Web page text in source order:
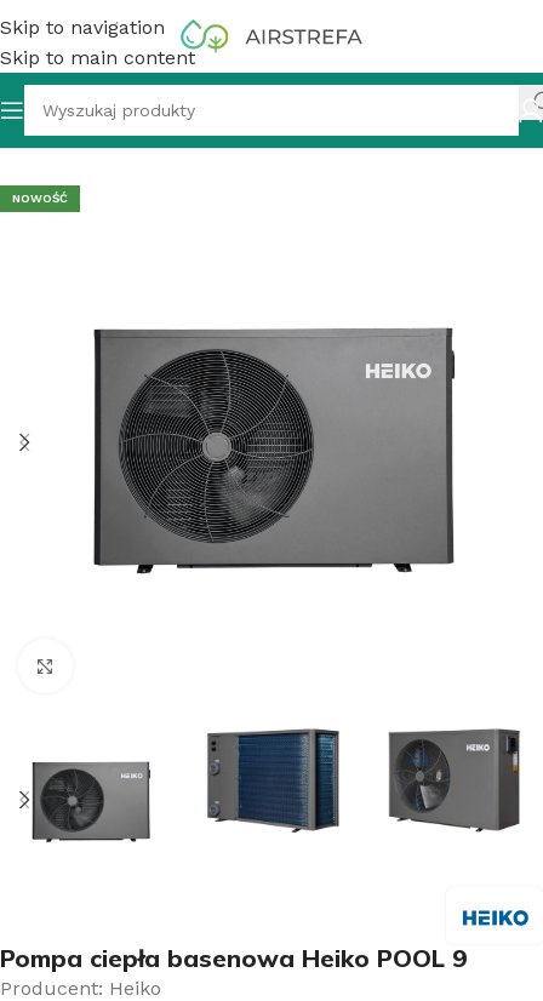
Skip to navigation
Skip to main content
» Pompy ciepła»Pompa ciepła basenowa Heiko POOL 9
NOWOŚĆ
Pompa ciepła basenowa Heiko POOL 9
Producent: Heiko